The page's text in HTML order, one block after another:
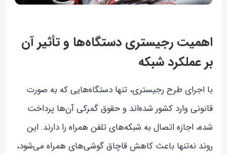
اهمیت رجیستری دستگاه‌ها و تأثیر آن
بر عملکرد شبکه
با اجرای طرح رجیستری، تنها دستگاه‌هایی که به صورت
قانونی وارد کشور شده‌اند و حقوق گمرکی آن‌ها پرداخت
شده، اجازه اتصال به شبکه‌های تلفن همراه را دارند. این
روند نه‌تنها باعث کاهش قاچاق گوشی‌های همراه می‌شود،